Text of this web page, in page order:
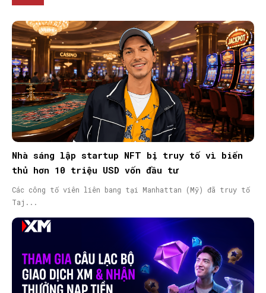
Nhà sáng lập startup NFT bị truy tố vì biển
thủ hơn 10 triệu USD vốn đầu tư
Các công tố viên liên bang tại Manhattan (Mỹ) đã truy tố
Taj...